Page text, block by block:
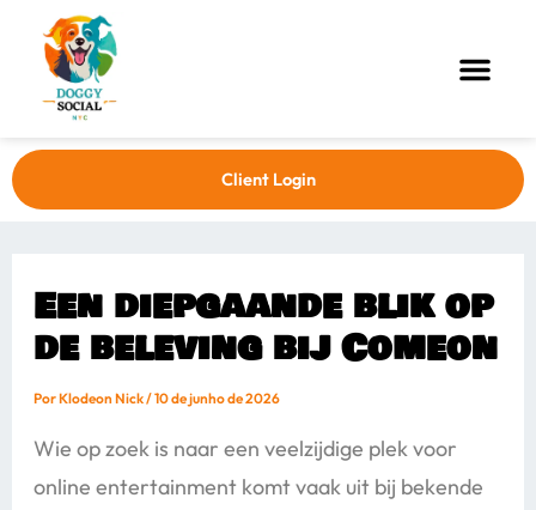
Client Login
Een diepgaande blik op
de beleving bij Comeon
PorKlodeon Nick/10 de junho de 2026
Wie op zoek is naar een veelzijdige plek voor
online entertainment komt vaak uit bij bekende
navigation